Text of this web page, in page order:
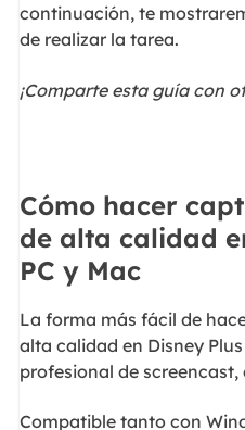
continuación, te
de realizar la tarea.
¡Comparte esta guía con
Cómo hacer
de alta calidad
PC y Mac
La forma más fácil de
alta calidad en Disney
profesional de screencast,
Compatible tanto con